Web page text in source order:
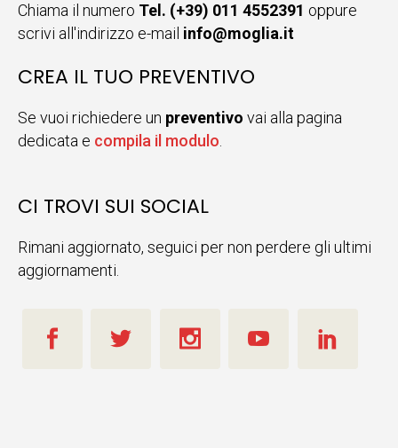
Chiama il numero Tel. (+39) 011 4552391 oppure
scrivi all'indirizzo e-mail info@moglia.it
CREA IL TUO PREVENTIVO
Se vuoi richiedere un preventivo vai alla pagina
dedicata e compila il modulo.
CI TROVI SUI SOCIAL
Rimani aggiornato, seguici per non perdere gli ultimi
aggiornamenti.